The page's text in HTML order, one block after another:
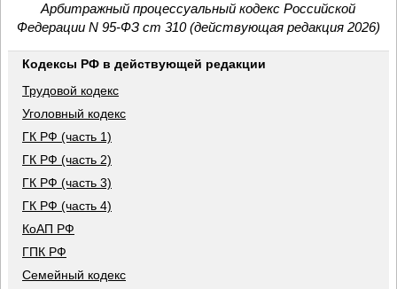
Арбитражный процессуальный кодекс Российской
Федерации N 95-ФЗ ст 310 (действующая редакция 2026)
Кодексы РФ в действующей редакции
Трудовой кодекс
Уголовный кодекс
ГК РФ (часть 1)
ГК РФ (часть 2)
ГК РФ (часть 3)
ГК РФ (часть 4)
КоАП РФ
ГПК РФ
Семейный кодекс